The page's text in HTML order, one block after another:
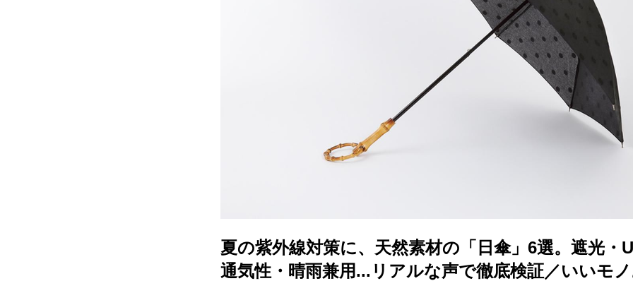
夏の紫外線対策に、天然素材の「日傘」6選。遮光・
通気性・晴雨兼用...リアルな声で徹底検証／いいモ